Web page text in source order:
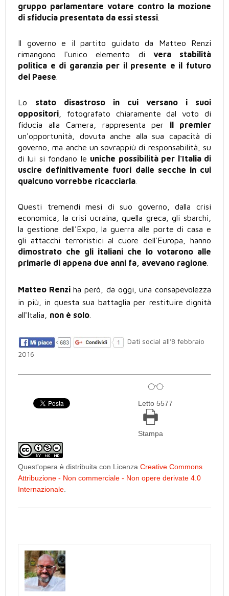
gruppo parlamentare votare contro la mozione
di sfiducia presentata da essi stessi
Il governo e il partito guidato da Matteo Renzi
rimangono l'unico elemento divera stabilità
politica e di garanzia per il presente e il futuro
del Paese
Lo stato disastroso in cui versano i suoi
oppositori , fotografato chiaramente dal voto di
fiducia alla Camera, rappresenta per il premier
un'opportunità, dovuta anche alla sua capacità di
governo, ma anche un sovrappiù di responsabilità, su
di lui si fondano le uniche possibilità per l'Italia di
uscire definitivamente fuori dalle secche in cui
qualcuno vorrebbe ricacciarla
Questi tremendi mesi di suo governo, dalla crisi
economica, la crisi ucraina, quella greca, gli sbarchi,
la gestione dell'Expo, la guerra alle porte di casa e
gli attacchi terroristici al cuore dell'Europa, hanno
dimostrato che gli italiani che lo votarono alle
primarie di appena due anni fa, avevano ragione
Matteo Renziha però, da oggi, una consapevolezza
in più, in questa sua battaglia per restituire dignità
all'Italia, non è solo
Dati social all'8 febbraio
2016
Letto 5577
Stampa
Quest'opera è distribuita con Licenza Creative Commons
Attribuzione - Non commerciale - Non opere derivate 4.0
Internazionale